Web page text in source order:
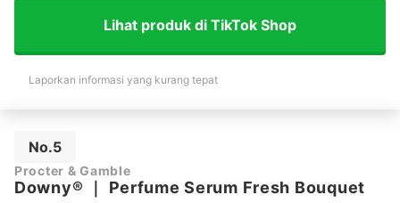
Lihat produk di TikTok Shop
Laporkan informasi yang kurang tepat
No.5
Procter & Gamble
Downy® Perfume Serum Fresh Bouquet